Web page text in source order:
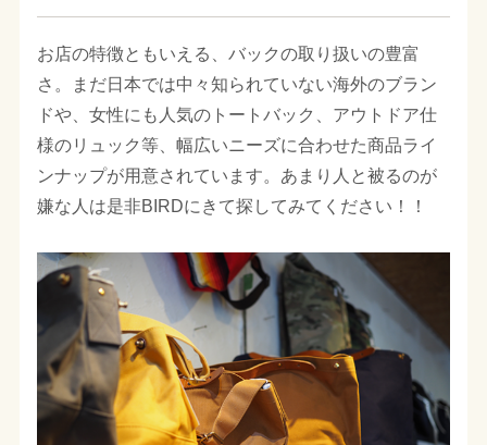
お店の特徴ともいえる、バックの取り扱いの豊富
さ。まだ日本では中々知られていない海外のブラン
ドや、女性にも人気のトートバック、アウトドア仕
様のリュック等、幅広いニーズに合わせた商品ライ
ンナップが用意されています。あまり人と被るのが
嫌な人は是非BIRDにきて探してみてください！！